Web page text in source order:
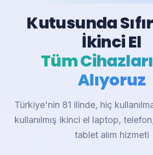
Kutusunda
İkinci El
Tüm
Alıyoruz
Türkiye'nin 81 ilinde, hiç
kullanılmış ikinci el laptop,
tablet alım hizmeti